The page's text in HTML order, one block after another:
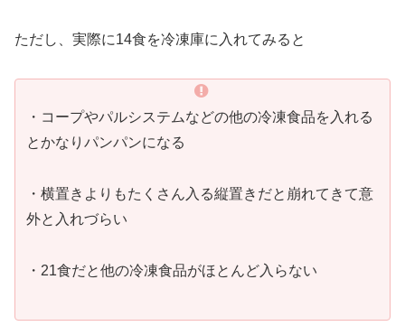
ただし、実際に14食を冷凍庫に入れてみると
・コープやパルシステムなどの他の冷凍食品を入れる
とかなりパンパンになる
・横置きよりもたくさん入る縦置きだと崩れてきて意
外と入れづらい
・21食だと他の冷凍食品がほとんど入らない